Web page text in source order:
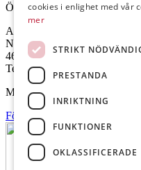
Öppettider: 07:00-16:00
Andrésen Maskin i Brålanda
Nuntorp 301
464 64 Brålanda
Telefon: 0521-57 57 30
Mejl: Se flik längst ner till
Följ oss på Facebook
cookies i enlighet med vår
mer
STRIKT
PRESTANDA
INRIKTNING
FUNKTIONER
OKLASSIFICERADE